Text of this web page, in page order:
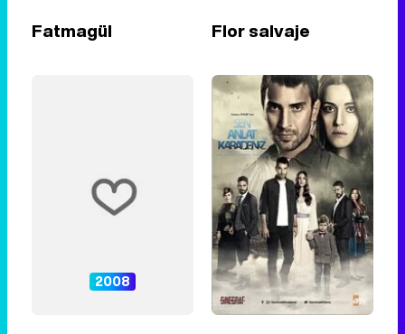
Fatmagül Flor salvaje
2008